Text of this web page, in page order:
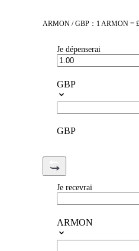
ARMON / GBP：1 ARMON =
Je dépenserai
GBP
GBP
Je recevrai
ARMON